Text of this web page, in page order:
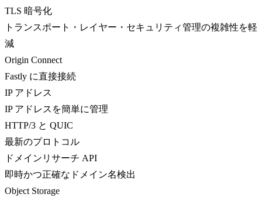
TLS 暗号化
トランスポート・レイヤー・セキュリティ管理の複雑性を軽
減
Origin Connect
Fastly に直接接続
IP アドレス
IP アドレスを簡単に管理
HTTP/3 と QUIC
最新のプロトコル
ドメインリサーチ API
即時かつ正確なドメイン名検出
Object Storage